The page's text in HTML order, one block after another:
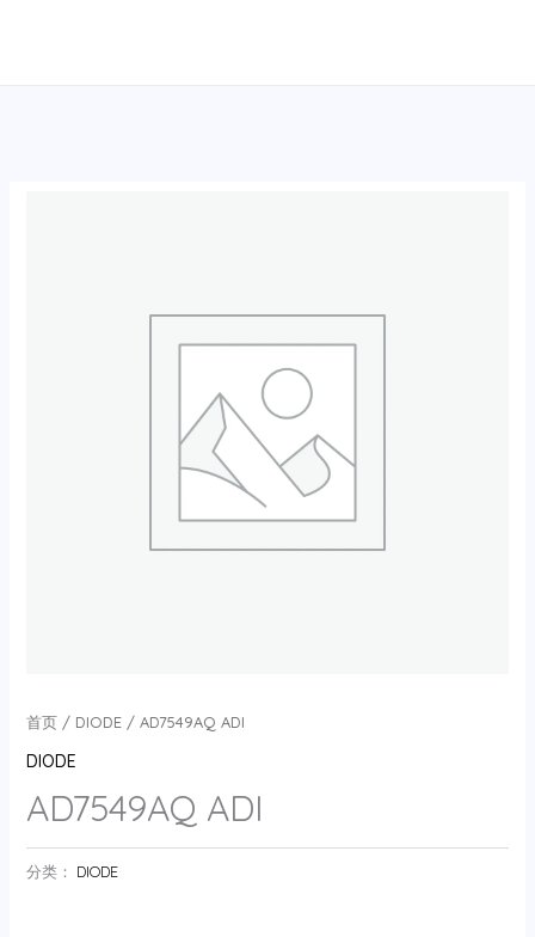
首页/ DIODE/ AD7549AQ ADI
DIODE
AD7549AQ ADI
分类： DIODE